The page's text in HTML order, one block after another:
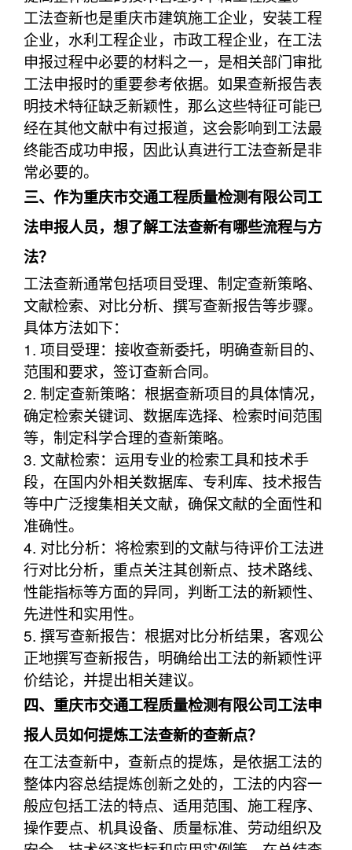
工法查新也是重庆市建筑施工企业，安装工程
企业，水利工程企业，市政工程企业，在工法
申报过程中必要的材料之一，是相关部门审批
工法申报时的重要参考依据。如果查新报告表
明技术特征缺乏新颖性，那么这些特征可能已
经在其他文献中有过报道，这会影响到工法最
终能否成功申报，因此认真进行工法查新是非
常必要的。
三、作为重庆市交通工程质量检测有限公司工
法申报人员，想了解工法查新有哪些流程与方
法？
工法查新通常包括项目受理、制定查新策略、
文献检索、对比分析、撰写查新报告等步骤。
具体方法如下：
1. 项目受理：接收查新委托，明确查新目的、
范围和要求，签订查新合同。
2. 制定查新策略：根据查新项目的具体情况，
确定检索关键词、数据库选择、检索时间范围
等，制定科学合理的查新策略。
3. 文献检索：运用专业的检索工具和技术手
段，在国内外相关数据库、专利库、技术报告
等中广泛搜集相关文献，确保文献的全面性和
准确性。
4. 对比分析：将检索到的文献与待评价工法进
行对比分析，重点关注其创新点、技术路线、
性能指标等方面的异同，判断工法的新颖性、
先进性和实用性。
5. 撰写查新报告：根据对比分析结果，客观公
正地撰写查新报告，明确给出工法的新颖性评
价结论，并提出相关建议。
四、重庆市交通工程质量检测有限公司工法申
报人员如何提炼工法查新的查新点？
在工法查新中，查新点的提炼，是依据工法的
整体内容总结提炼创新之处的，工法的内容一
般应包括工法的特点、适用范围、施工程序、
操作要点、机具设备、质量标准、劳动组织及